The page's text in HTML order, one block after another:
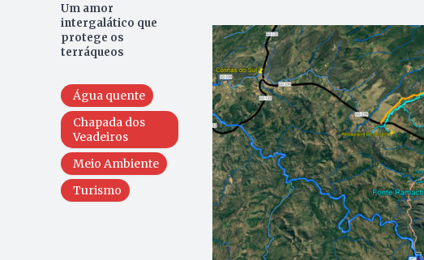
Um amor
intergalático que
protege os
terráqueos
Água quente
Chapada dos
Veadeiros
Meio Ambiente
Turismo